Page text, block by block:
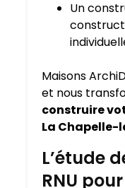
Un
Maisons
et nous
construire
La Chapelle-
L’étude
RNU